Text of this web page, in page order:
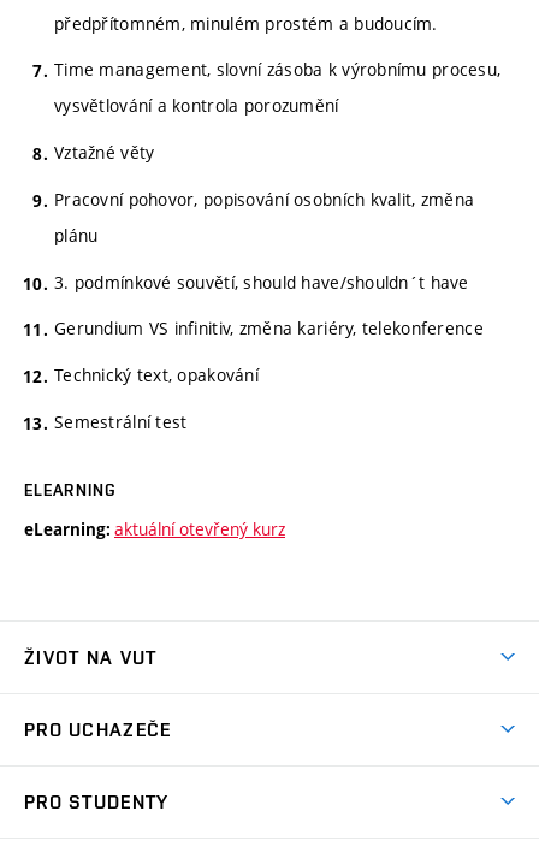
předpřítomném, minulém prostém a budoucím.
Time management, slovní zásoba k výrobnímu procesu,
vysvětlování a kontrola porozumění
Vztažné věty
Pracovní pohovor, popisování osobních kvalit, změna
plánu
3. podmínkové souvětí, should have/shouldn´t have
Gerundium VS infinitiv, změna kariéry, telekonference
Technický text, opakování
Semestrální test
ELEARNING
eLearning: aktuální otevřený kurz
ŽIVOT NA VUT
Koleje
PRO UCHAZEČE
PRO STUDENTY